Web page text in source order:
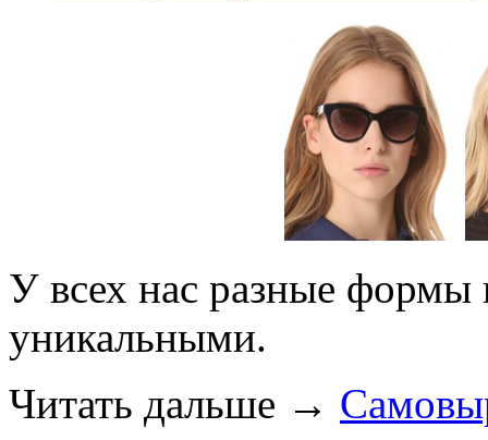
У всех нас разные формы
уникальными.
Читать дальше →